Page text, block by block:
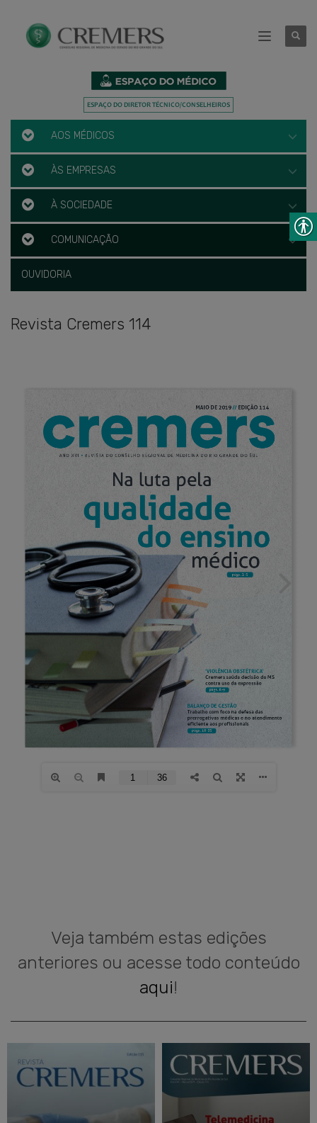
AOS MÉDICOS
ÀS EMPRESAS
À SOCIEDADE
COMUNICAÇÃO
OUVIDORIA
Revista Cremers 114
Veja também estas edições
anteriores ou acesse todo conteúdo
aqui!